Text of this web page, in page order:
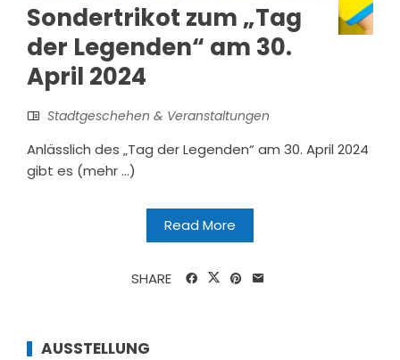
Sondertrikot zum „Tag
der Legenden“ am 30.
April 2024
Stadtgeschehen & Veranstaltungen
Anlässlich des „Tag der Legenden“ am 30. April 2024
gibt es (mehr …)
Read More
SHARE
AUSSTELLUNG